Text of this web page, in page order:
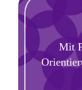
Mit